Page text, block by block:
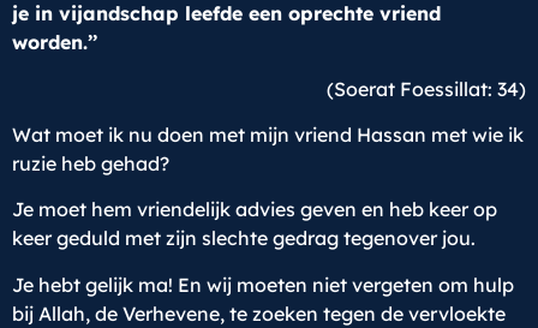
je in vijandschap leefde een oprechte vriend
worden.’’
(Soerat Foessillat: 34)
Wat moet ik nu doen met mijn vriend Hassan met wie ik
ruzie heb gehad?
Je moet hem vriendelijk advies geven en heb keer op
keer geduld met zijn slechte gedrag tegenover jou.
Je hebt gelijk ma! En wij moeten niet vergeten om hulp
bij Allah, de Verhevene, te zoeken tegen de vervloekte